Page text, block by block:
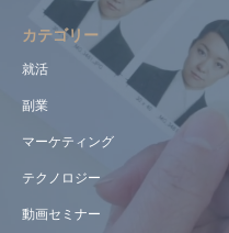
カテゴリー
就活
副業
マーケティング
テクノロジー
動画セミナー